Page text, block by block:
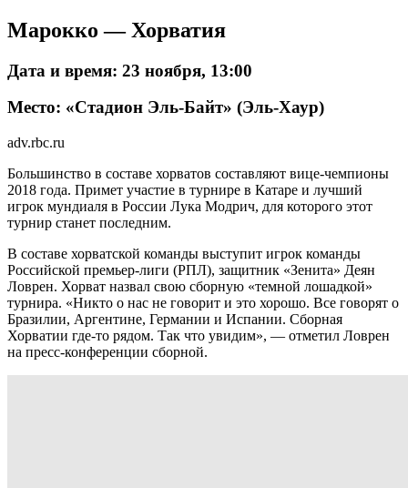
Марокко — Хорватия
Дата и время: 23 ноября, 13:00
Место: «Стадион Эль-Байт» (Эль-Хаур)
adv.rbc.ru
Большинство в составе хорватов составляют вице-чемпионы
2018 года. Примет участие в турнире в Катаре и лучший
игрок мундиаля в России Лука Модрич, для которого этот
турнир станет последним.
В составе хорватской команды выступит игрок команды
Российской премьер-лиги (РПЛ), защитник «Зенита» Деян
Ловрен. Хорват назвал свою сборную «темной лошадкой»
турнира. «Никто о нас не говорит и это хорошо. Все говорят о
Бразилии, Аргентине, Германии и Испании. Сборная
Хорватии где-то рядом. Так что увидим», — отметил Ловрен
на пресс-конференции сборной.